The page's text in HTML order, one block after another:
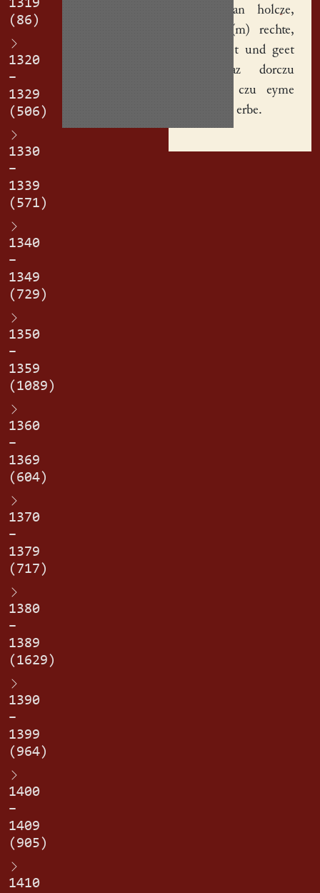
1319
(86)
1320
–
1329
(506)
1330
–
1339
(571)
1340
–
1349
(729)
1350
–
1359
(1089)
1360
–
1369
(604)
1370
–
1379
(717)
1380
–
1389
(1629)
1390
–
1399
(964)
1400
–
1409
(905)
1410
, an holcze,
mit alle(m) rechte,
alz is stet und geet
und daz dorczu
gehoret, czu eyme
rechte(n) erbe.